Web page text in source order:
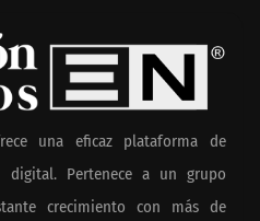
una eficaz plataforma de
Pertenece a un grupo
crecimiento con más de